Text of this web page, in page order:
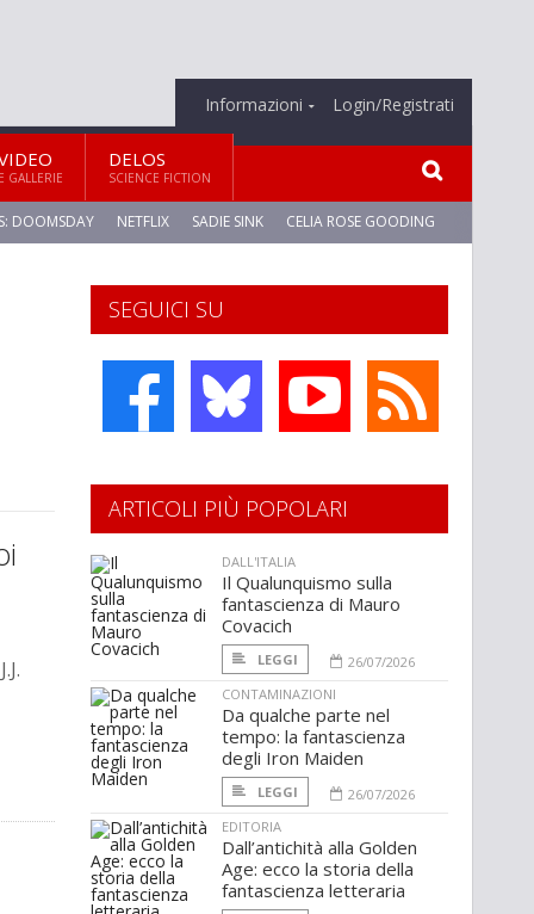
Informazioni Login/Registrati
GALLERIE
DELOS
SCIENCE FICTION
DOOMSDAY NETFLIX SADIE SINK CELIA ROSE GOODING
SEGUICI SU
ARTICOLI PIÙ POPOLARI
DALL'ITALIA
Il Qualunquismo sulla
fantascienza di Mauro
Covacich
LEGGI
26/07/2026
CONTAMINAZIONI
Da qualche parte nel
tempo: la fantascienza
degli Iron Maiden
LEGGI
26/07/2026
EDITORIA
Dall’antichità alla Golden
Age: ecco la storia della
fantascienza letteraria